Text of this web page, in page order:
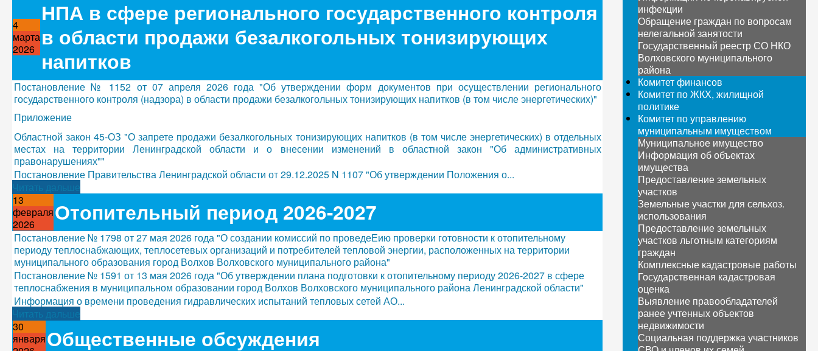
4
марта
2026
НПА в сфере регионального государственного контроля
в области продажи безалкогольных тонизирующих
напитков
Постановление № 1152 от 07 апреля 2026 года "Об утверждении форм документов при осуществлении регионального
государственного контроля (надзора) в области продажи безалкогольных тонизирующих напитков (в том числе энергетических)"
Приложение
Областной закон 45-ОЗ "О запрете продажи безалкогольных тонизирующих напитков (в том числе энергетических) в отдельных
местах на территории Ленинградской области и о внесении изменений в областной закон "Об административных
правонарушениях""
Постановление Правительства Ленинградской области от 29.12.2025 N 1107 "Об утверждении Положения о...
Читать дальше
13
февраля
2026
Отопительный период 2026-2027
Постановление № 1798 от 27 мая 2026 года "О создании комиссий по проведеЕию проверки готовности к отопительному
периоду теплоснабжающих, теплосетевых организаций и потребителей тепловой энергии, расположенных на территории
муниципального образования город Волхов Волховского муниципального района"
Постановление № 1591 от 13 мая 2026 года "Об утверждении плана подготовки к отопительному периоду 2026-2027 в сфере
теплоснабжения в муниципальном образовании город Волхов Волховского муниципального района Ленинградской области"
Информация о времени проведения гидравлических испытаний тепловых сетей АО...
Читать дальше
30
январяОбщественные обсуждения
инфекции
Обращение граждан по вопросам
нелегальной занятости
Государственный реестр СО НКО
Волховского муниципального
района
Комитет финансов
Комитет по ЖКХ, жилищной
политике
Комитет по управлению
муниципальным имуществом
Муниципальное имущество
Информация об объектах
имущества
Предоставление земельных
участков
Земельные участки для сельхоз.
использования
Предоставление земельных
участков льготным категориям
граждан
Комплексные кадастровые работы
Государственная кадастровая
оценка
Выявление правообладателей
ранее учтенных объектов
недвижимости
Социальная поддержка участников